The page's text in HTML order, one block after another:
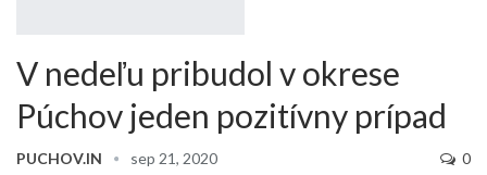
V nedeľu pribudol v okrese
Púchov jeden pozitívny prípad
PUCHOV.IN sep 21, 2020
0